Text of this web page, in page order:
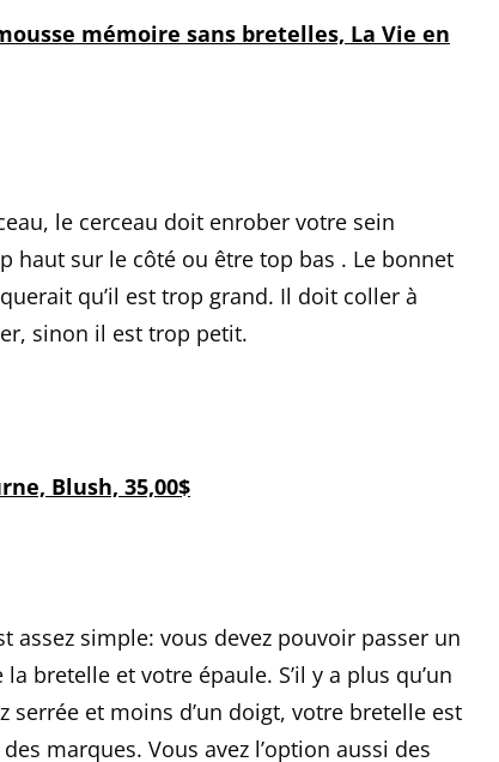
mémoire sans bretelles, La Vie en
le cerceau doit enrober votre sein
haut sur le côté ou être top bas . Le bonnet
qu’il est trop grand. Il doit coller à
sinon il est trop petit.
Blush, 35,00$
assez simple: vous devez pouvoir passer un
bretelle et votre épaule. S’il y a plus qu’un
serrée et moins d’un doigt, votre bretelle est
marques. Vous avez l’option aussi des